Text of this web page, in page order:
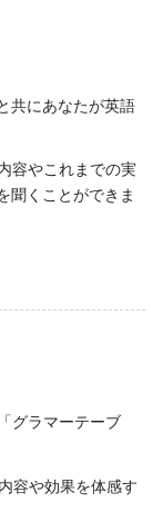
共にあなたが英語
容やこれまでの実
聞くことができま
グラマーテーブ
容や効果を体感す